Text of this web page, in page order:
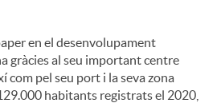
en el desenvolupament
gràcies al seu important centre
com pel seu port i la seva zona
habitants registrats el 2020,